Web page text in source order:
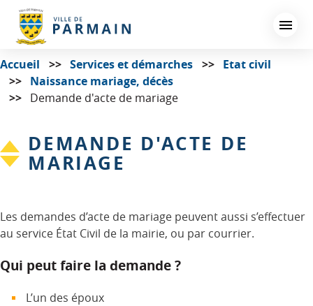
principal
Accueil Services et démarches
Etat civil
Naissance mariage, décès
Demande d'acte de mariage
DEMANDE D'ACTE DE
MARIAGE
Les demandes d’acte de mariage peuvent aussi s’effectuer
au service État Civil de la mairie, ou par courrier.
Qui peut faire la demande ?
L’un des époux